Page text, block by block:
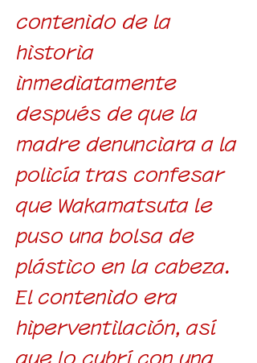
contenido de la
historia
inmediatamente
después de que la
madre denunciara a la
policía tras confesar
que Wakamatsuta le
puso una bolsa de
plástico en la cabeza.
El contenido era
hiperventilación, así
que lo cubrí con una